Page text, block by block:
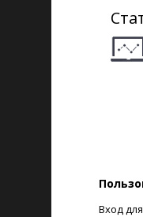
Вход